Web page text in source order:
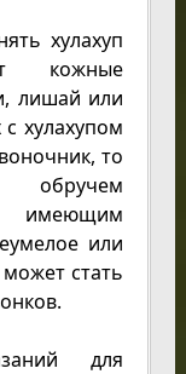
хулахуп
кожные
лишай или
хулахупом
то
обручем
имеющим
или
стать
для